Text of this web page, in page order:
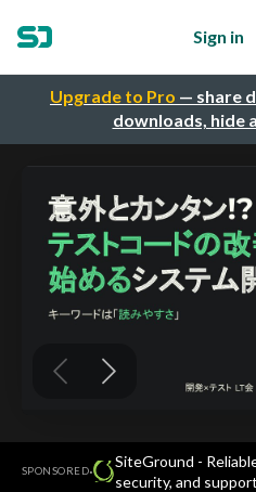
Upgrade to Pro — share
downloads, hide
Sign in
SPONSORED·
SiteGround -
security, and